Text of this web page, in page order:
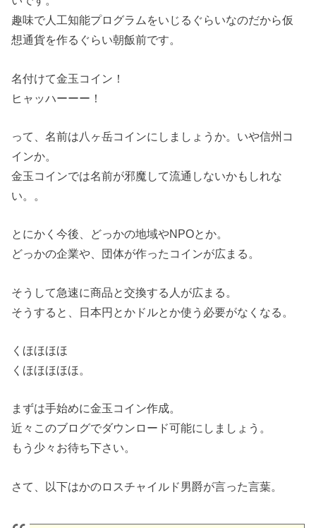
趣味で人工知能プログラムをいじるぐらいなのだから仮
想通貨を作るぐらい朝飯前です。
名付けて金玉コイン！
ヒャッハーーー！
って、名前は八ヶ岳コインにしましょうか。いや信州コ
インか。
金玉コインでは名前が邪魔して流通しないかもしれな
い。。
とにかく今後、どっかの地域やNPOとか。
どっかの企業や、団体が作ったコインが広まる。
そうして急速に商品と交換する人が広まる。
そうすると、日本円とかドルとか使う必要がなくなる。
くほほほほ
くほほほほほ。
まずは手始めに金玉コイン作成。
近々このブログでダウンロード可能にしましょう。
もう少々お待ち下さい。
さて、以下はかのロスチャイルド男爵が言った言葉。